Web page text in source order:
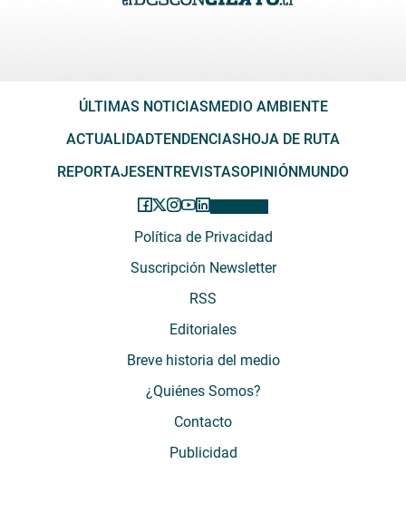
ÚLTIMAS NOTICIASMEDIO AMBIENTE
ACTUALIDADTENDENCIASHOJA DE RUTA
REPORTAJESENTREVISTASOPINIÓNMUNDO
Política de Privacidad
Suscripción Newsletter
RSS
Editoriales
Breve historia del medio
¿Quiénes Somos?
Contacto
Publicidad